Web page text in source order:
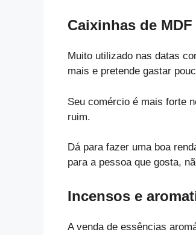
Caixinhas de MDF
Muito utilizado nas datas
mais e pretende gastar
Seu comércio é mais forte
ruim.
Dá para fazer uma boa
para a pessoa que gosta,
Incensos e
A venda de essências